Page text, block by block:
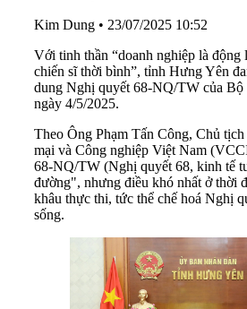
Kim Dung • 23/07/2025 10:52
Với tinh thần “doanh nghiệp là động
chiến sĩ thời bình”, tỉnh Hưng Yên
dung Nghị quyết 68-NQ/TW của Bộ
ngày 4/5/2025.
Theo Ông Phạm Tấn Công, Chủ
mại và Công nghiệp Việt Nam
68-NQ/TW (Nghị quyết 68, kinh tế
đường", nhưng điều khó nhất ở thời
khâu thực thi, tức thể chế hoá Nghị
sống.